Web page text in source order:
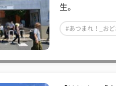
生。
#あつまれ！_おど